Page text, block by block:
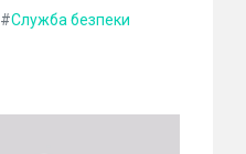
#Служба безпеки